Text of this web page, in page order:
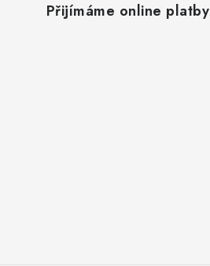
Přijímáme online platby